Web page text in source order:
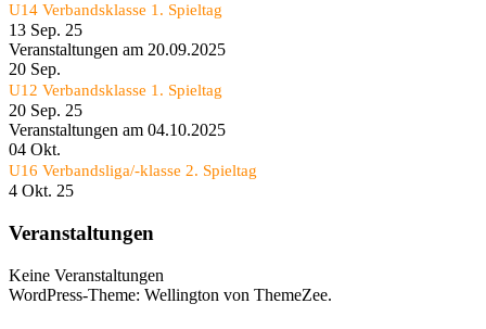
U14 Verbandsklasse 1. Spieltag
13 Sep. 25
Veranstaltungen am 20.09.2025
20 Sep.
U12 Verbandsklasse 1. Spieltag
20 Sep. 25
Veranstaltungen am 04.10.2025
04 Okt.
U16 Verbandsliga/-klasse 2. Spieltag
4 Okt. 25
Veranstaltungen
Keine Veranstaltungen
WordPress-Theme: Wellington von ThemeZee.